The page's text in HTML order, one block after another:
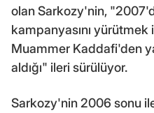
olan Sarkozy'nin,
kampanyasını
Muammer Kaddafi'den
aldığı" ileri sürülüyor.
Sarkozy'nin 2006 sonu